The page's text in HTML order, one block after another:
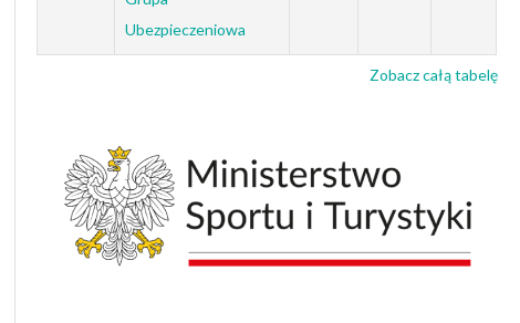
Ubezpieczeniowa
Zobacz całą tabelę